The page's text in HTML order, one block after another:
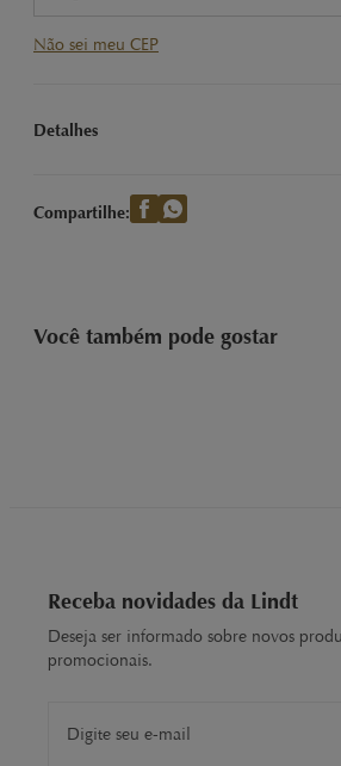
Não sei meu CEP
Detalhes
cremosa! Compre online na LINDT
Compartilhe:
Você também pode gostar
Receba novidades da Lindt
Deseja ser informado sobre novos
promocionais.
Digite seu e-mail